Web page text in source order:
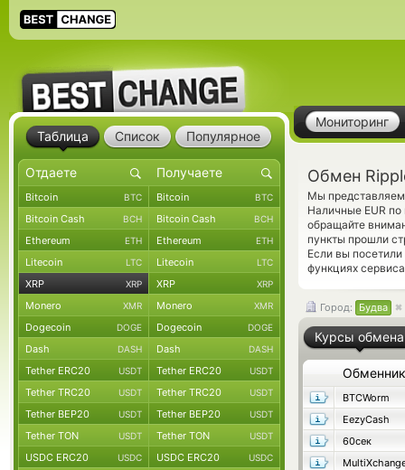
Мониторинг
Обмен
Мы представляем
Наличные EUR
обращайте
пункты прошли
Если вы
функциях
Город: Будва
Курсы обмена
Обменник
BTCWorm
EezyCash
60сек
Таблица Список Популярное
Bitcoin BTC Bitcoin BTC
Bitcoin Cash BCH Bitcoin Cash BCH
Ethereum ETH Ethereum ETH
Litecoin LTC Litecoin LTC
XRP XRP XRP XRP
Monero XMR Monero XMR
Dogecoin DOGE Dogecoin DOGE
Dash DASH Dash DASH
Tether ERC20 USDT Tether ERC20 USDT
Tether TRC20 USDT Tether TRC20 USDT
Tether BEP20 USDT Tether BEP20 USDT
Tether TON USDT Tether TON USDT
USDC ERC20 USDC USDC ERC20 USDC